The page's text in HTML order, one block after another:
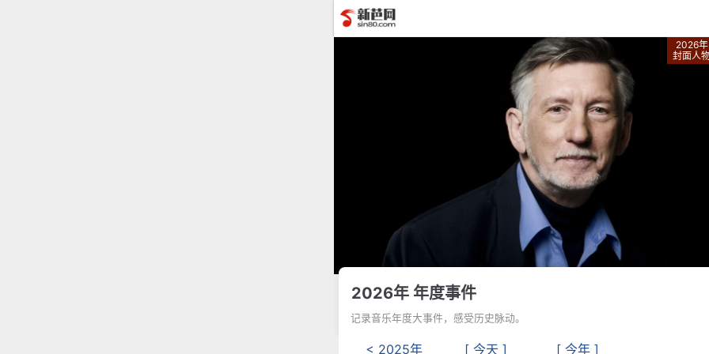
2026年
封面人
2026年 年度事件
记录音乐年度大事件，感受历史脉动。
< 2025年 [ 今天 ] [ 今年 ]